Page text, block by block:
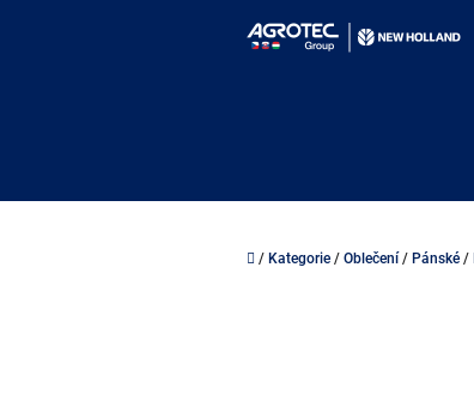
Domů
/ Kategorie / Oblečení / Pánské /